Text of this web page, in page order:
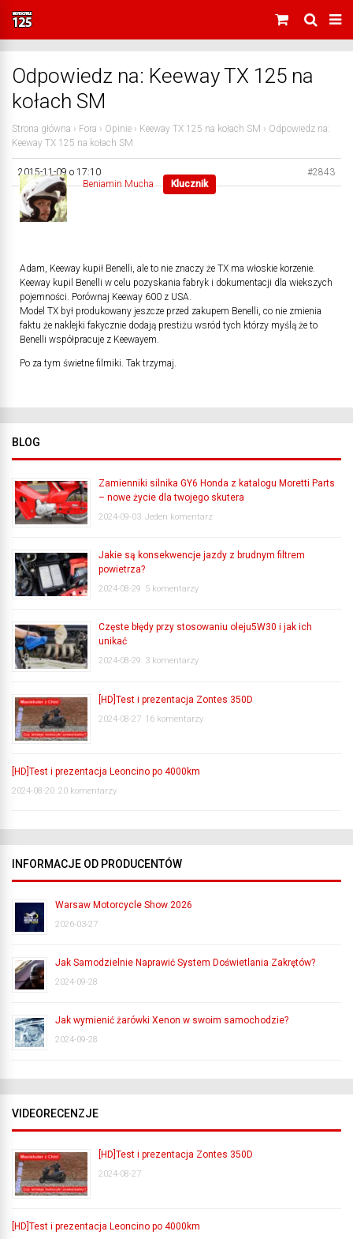
Odpowiedz na: Keeway TX 125 na
kołach SM
Strona główna › Fora › Opinie › Keeway TX 125 na kołach SM › Odpowiedz na:
Keeway TX 125 na kołach SM
2015-11-09 o 17:10
#2843
Beniamin Mucha
Klucznik
Adam, Keeway kupił Benelli, ale to nie znaczy że TX ma włoskie korzenie.
Keeway kupil Benelli w celu pozyskania fabryk i dokumentacji dla wiekszych
pojemności. Porównaj Keeway 600 z USA.
Model TX był produkowany jeszcze przed zakupem Benelli, co nie zmienia
faktu że naklejki fakycznie dodają prestiżu wsród tych którzy myślą że to
Benelli współpracuje z Keewayem.
Po za tym świetne filmiki. Tak trzymaj.
BLOG
Zamienniki silnika GY6 Honda z katalogu Moretti Parts
– nowe życie dla twojego skutera
2024-09-03 Jeden komentarz
Jakie są konsekwencje jazdy z brudnym filtrem
powietrza?
2024-08-29 5 komentarzy
Częste błędy przy stosowaniu oleju5W30 i jak ich
unikać
2024-08-29 3 komentarzy
[HD]Test i prezentacja Zontes 350D
2024-08-27 16 komentarzy
[HD]Test i prezentacja Leoncino po 4000km
2024-08-20 20 komentarzy
INFORMACJE OD PRODUCENTÓW
Warsaw Motorcycle Show 2026
2026-03-27
Jak Samodzielnie Naprawić System Doświetlania Zakrętów?
2024-09-28
Jak wymienić żarówki Xenon w swoim samochodzie?
2024-09-28
VIDEORECENZJE
[HD]Test i prezentacja Zontes 350D
2024-08-27
[HD]Test i prezentacja Leoncino po 4000km